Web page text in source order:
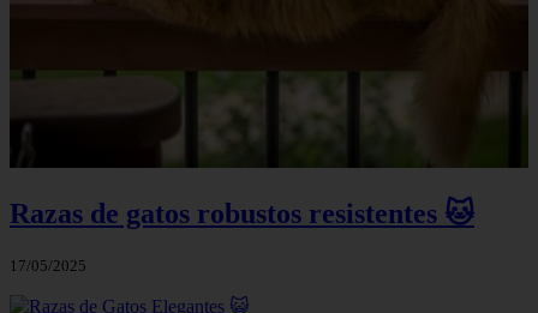
Razas de gatos robustos resistentes 🐱
17/05/2025